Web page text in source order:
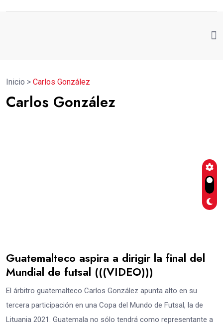
Inicio > Carlos González
Carlos González
Guatemalteco aspira a dirigir la final del
Mundial de futsal (((VIDEO)))
El árbitro guatemalteco Carlos González apunta alto en su
tercera participación en una Copa del Mundo de Futsal, la de
Lituania 2021. Guatemala no sólo tendrá como representante a